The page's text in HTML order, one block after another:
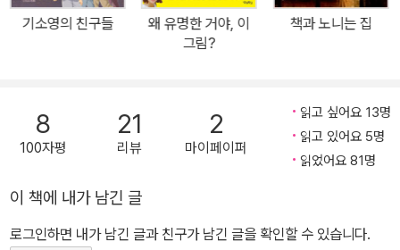
이 부부」) 돌과 못에 양념을 친 도시락을 싸들고 소풍을 떠난 한 가족
의 비밀이거나(「돌 씹어 먹는 아이」), 더욱 번득이고 기묘하며 완숙해
기묘한 경험임에도 공감할 수밖에 없는 보편의 진실이 있다. 그리고
이 모든 것의 시발점과 중심에는 아이들이 있다. 끊임없이 하나의 세
계를 벗고 또 하나의 세계로 들어서면서 고통스러운 변태를 거듭해,
고 치열한 그 순간을 데생해 그것이 얼마나 아름다운 순간인지 드러
내고, 위로하며, 지지한다. 때론 도발적으로 사건을 던지고 때론 섬세
기소영의 친구들
왜 유명한 거야, 이
그림?
책과 노니는 집
8
100자평
21
리뷰
2
마이페이퍼
읽고 싶어요 13명
읽고 있어요 5명
읽었어요 81명
이 책에 내가 남긴 글
로그인하면 내가 남긴 글과 친구가 남긴 글을 확인할 수 있습니다.